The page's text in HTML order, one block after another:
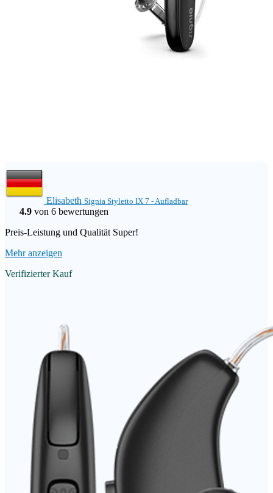
Elisabeth Signia Styletto IX 7 - Aufladbar
4.9 von 6 bewertungen
Preis-Leistung und Qualität Super!
Mehr anzeigen
Verifizierter Kauf